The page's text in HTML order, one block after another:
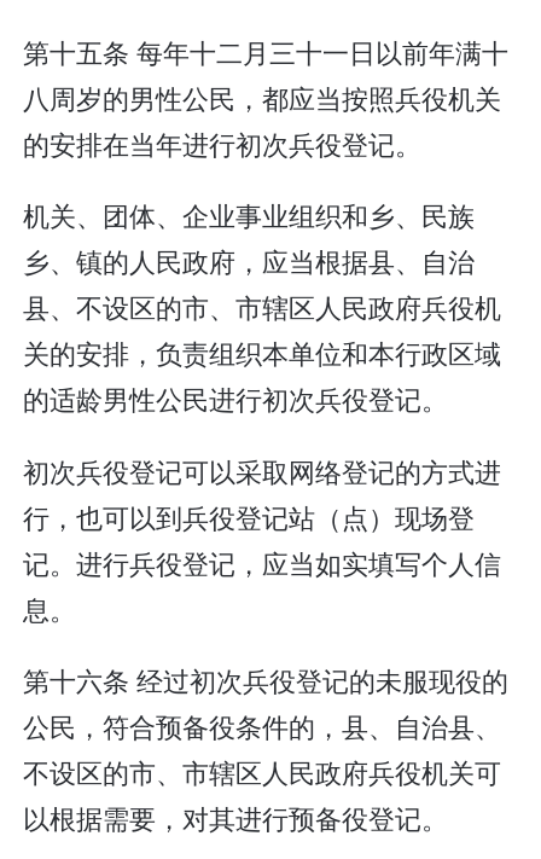
第十五条 每年十二月三十一日以前年满十
八周岁的男性公民，都应当按照兵役机关
的安排在当年进行初次兵役登记。
机关、团体、企业事业组织和乡、民族
乡、镇的人民政府，应当根据县、自治
县、不设区的市、市辖区人民政府兵役机
关的安排，负责组织本单位和本行政区域
的适龄男性公民进行初次兵役登记。
初次兵役登记可以采取网络登记的方式进
行，也可以到兵役登记站（点）现场登
记。进行兵役登记，应当如实填写个人信
息。
第十六条 经过初次兵役登记的未服现役的
公民，符合预备役条件的，县、自治县、
不设区的市、市辖区人民政府兵役机关可
以根据需要，对其进行预备役登记。